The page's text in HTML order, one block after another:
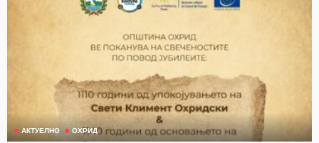
АКТУЕЛНО ОХРИД